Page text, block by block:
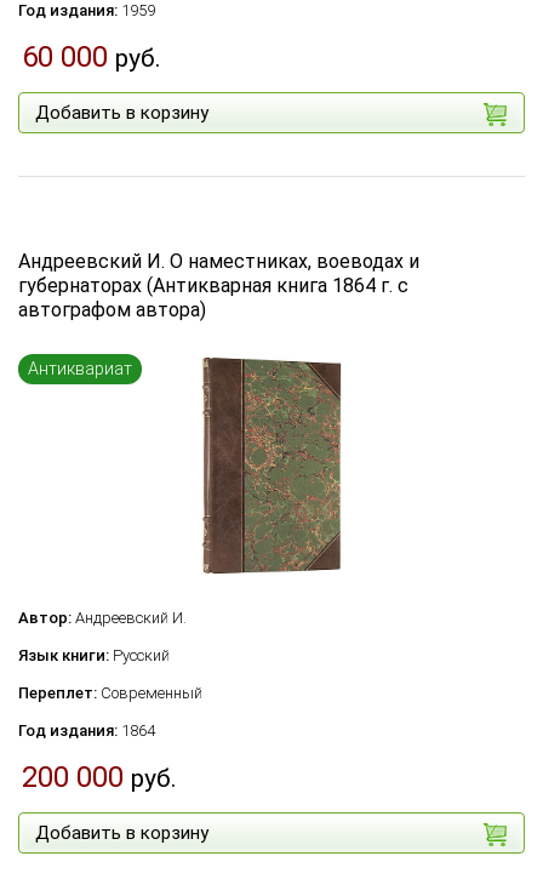
Год издания: 1959
60 000 руб.
Добавить в корзину
Андреевский И. О наместниках, воеводах и
губернаторах (Антикварная книга 1864 г. с
автографом автора)
Антиквариат
Автор: Андреевский И.
Язык книги: Русский
Переплет: Современный
Год издания: 1864
200 000 руб.
Добавить в корзину